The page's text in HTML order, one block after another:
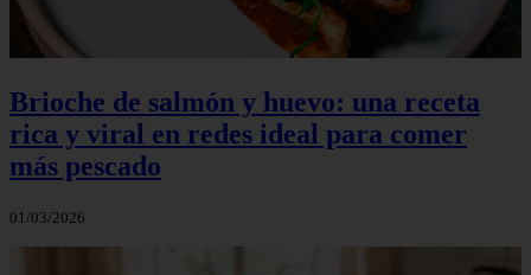
Brioche de salmón y huevo: una receta
rica y viral en redes ideal para comer
más pescado
01/03/2026